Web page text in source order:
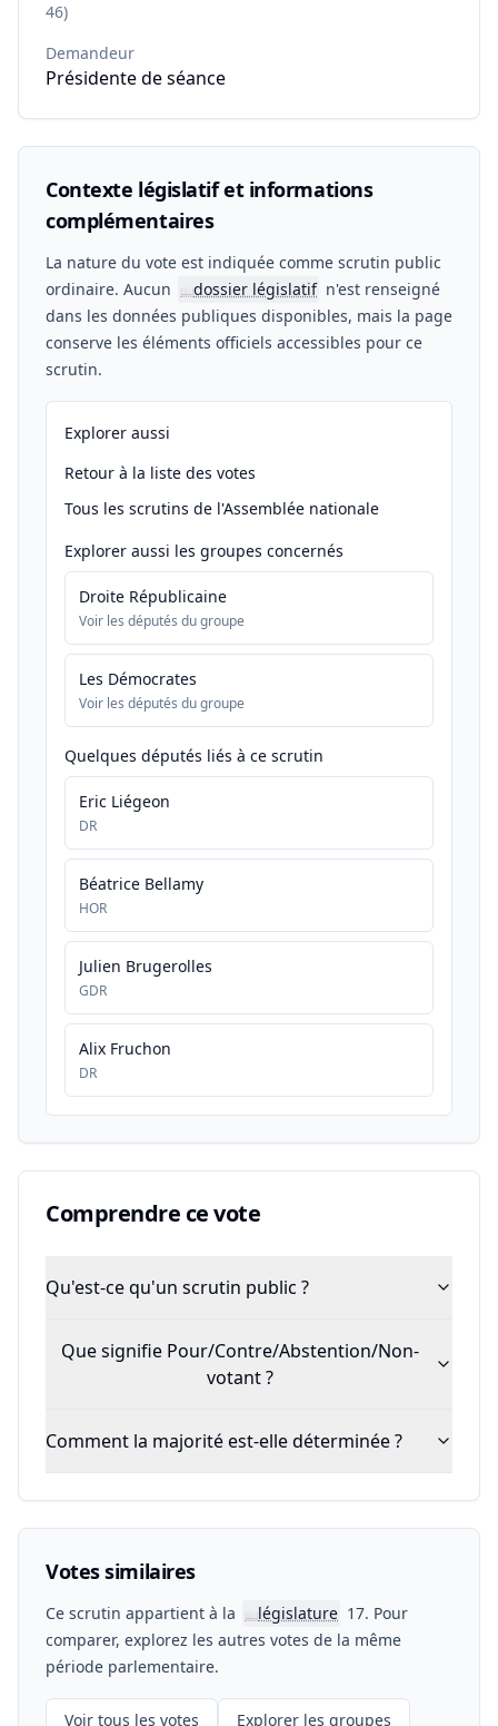
46)
Demandeur
Présidente de séance
Contexte législatif et informations
complémentaires
La nature du vote est indiquée comme scrutin public
ordinaire. Aucun
📖dossier législatif n'est renseigné
dans les données publiques disponibles, mais la page
conserve les éléments officiels accessibles pour ce
scrutin.
Explorer aussi
Retour à la liste des votes
Tous les scrutins de l'Assemblée nationale
Explorer aussi les groupes concernés
Droite Républicaine
Voir les députés du groupe
Les Démocrates
Voir les députés du groupe
Quelques députés liés à ce scrutin
Eric Liégeon
DR
Béatrice Bellamy
HOR
Julien Brugerolles
GDR
Alix Fruchon
DR
Comprendre ce vote
Qu'est-ce qu'un scrutin public ?
Que signifie Pour/Contre/Abstention/Non-
votant ?
Comment la majorité est-elle déterminée ?
Votes similaires
Ce scrutin appartient à la 📖législature 17. Pour
comparer, explorez les autres votes de la même
période parlementaire.
Voir tous les votes Explorer les groupes